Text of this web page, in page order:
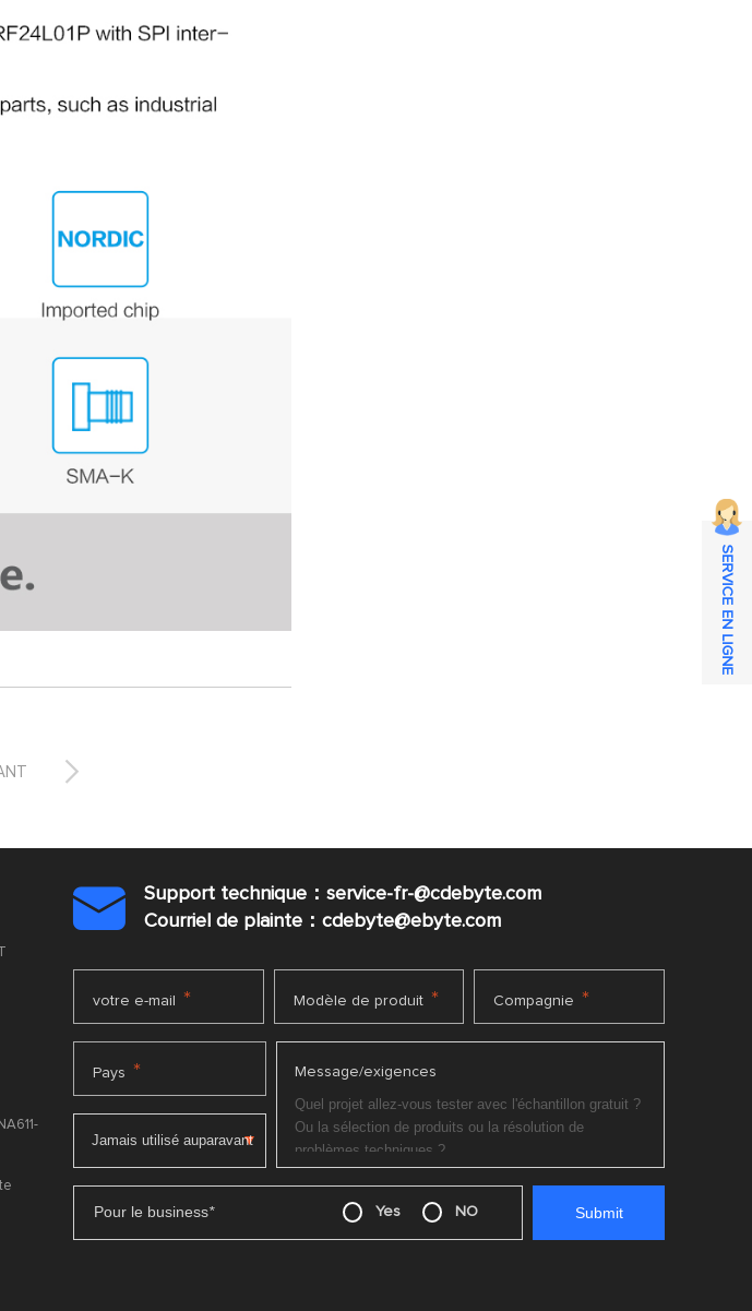


Support technique：service-fr-@cdebyte.com
Courriel de plainte：cdebyte@ebyte.com
votre e-mail * Modèle de produit * Compagnie *
Pays * Message/exigences
Pour le business* Yes NO
SERVICE EN LIGNE